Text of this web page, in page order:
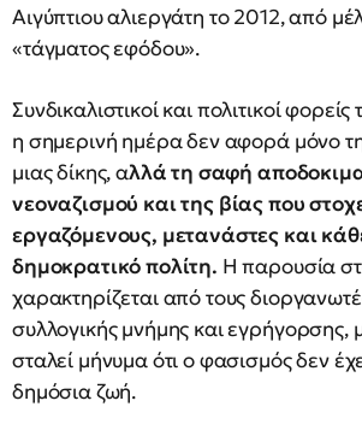
Αιγύπτιου αλιεργάτη το 2012, από
«τάγματος εφόδου».
Συνδικαλιστικοί και πολιτικοί φορείς
η σημερινή ημέρα δεν αφορά μόνο
μιας δίκης, αλλά τη σαφή
νεοναζισμού και της βίας που
εργαζόμενους, μετανάστες και
δημοκρατικό πολίτη. Η παρουσία
χαρακτηρίζεται από τους
συλλογικής μνήμης και εγρήγορσης,
σταλεί μήνυμα ότι ο φασισμός δεν
δημόσια ζωή.